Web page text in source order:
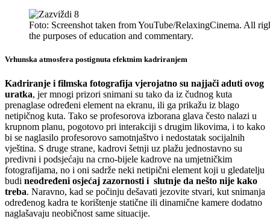
Foto: Screenshot taken from YouTube/RelaxingCinema. All
the purposes of education and commentary.
Vrhunska atmosfera postignuta efektnim kadriranjem
Kadriranje i filmska fotografija vjerojatno su najjači aduti ovog
uratka, jer mnogi prizori snimani su tako da iz čudnog kuta
prenaglase određeni element na ekranu, ili ga prikažu iz blago
netipičnog kuta. Tako se profesorova izborana glava često nalazi u
krupnom planu, pogotovo pri interakciji s drugim likovima, i to kako
bi se naglasilo profesorovo samotnjaštvo i nedostatak socijalnih
vještina. S druge strane, kadrovi šetnji uz plažu jednostavno su
predivni i podsjećaju na crno-bijele kadrove na umjetničkim
fotografijama, no i oni sadrže neki netipični element koji u gledatelju
budi neodređeni osjećaj zazornosti i slutnje da nešto nije kako
treba. Naravno, kad se počinju dešavati jezovite stvari, kut snimanja
određenog kadra te korištenje statične ili dinamične kamere dodatno
naglašavaju neobičnost same situacije.